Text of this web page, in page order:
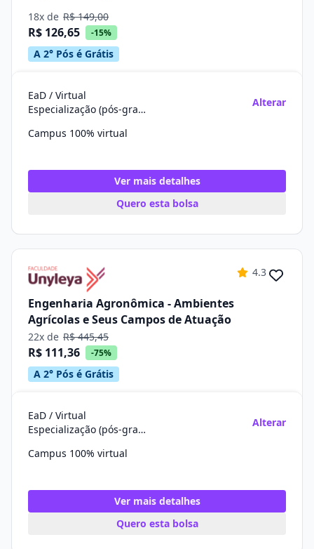
18x de R$ 149,00
R$ 126,65 -15%
A 2° Pós é Grátis
EaD / Virtual
Especialização (pós-graduação)
Alterar
Campus 100% virtual
Ver mais detalhes
Quero esta bolsa
4.3
Engenharia Agronômica - Ambientes
Agrícolas e Seus Campos de Atuação
22x de R$ 445,45
R$ 111,36 -75%
A 2° Pós é Grátis
EaD / Virtual
Especialização (pós-graduação)
Alterar
Campus 100% virtual
Ver mais detalhes
Quero esta bolsa